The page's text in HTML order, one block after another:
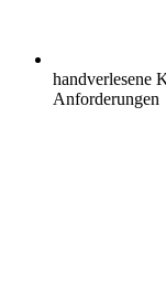
handverlesene
Anforderungen